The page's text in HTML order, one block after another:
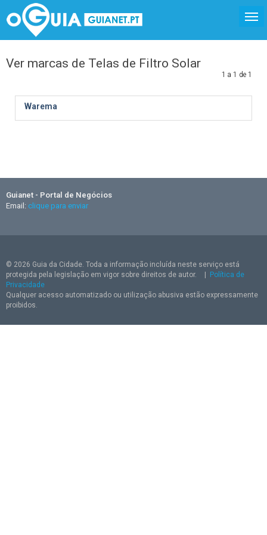
Ver marcas de Telas de Filtro Solar
1 a 1 de 1
Warema
Guianet - Portal de Negócios
Email: clique para enviar
© 2026 Guia da Cidade. Toda a informação incluída neste serviço está
protegida pela legislação em vigor sobre direitos de autor.
Política de
Privacidade
Qualquer acesso automatizado ou utilização abusiva estão expressamente
proibidos.